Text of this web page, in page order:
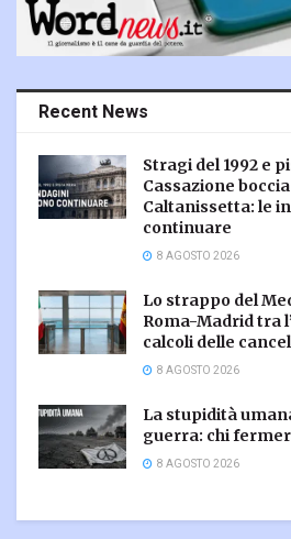
Recent News
Stragi del 1992 e
Cassazione
Caltanissetta: le
continuare
8 AGOSTO 2026
Lo strappo del
Roma-Madrid tra
calcoli delle
8 AGOSTO 2026
La stupidità
guerra: chi
8 AGOSTO 2026